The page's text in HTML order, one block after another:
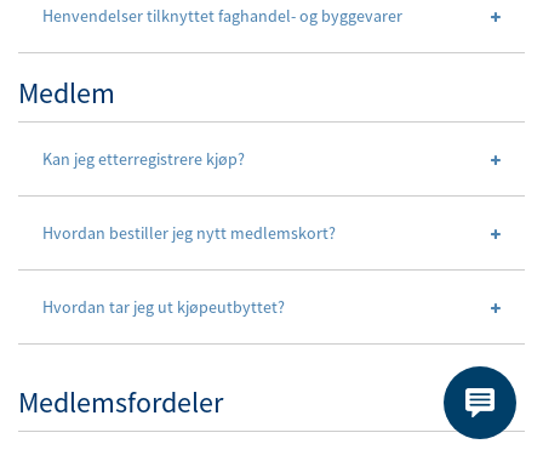
Henvendelser tilknyttet faghandel- og byggevarer
Medlem
Kan jeg etterregistrere kjøp?
Hvordan bestiller jeg nytt medlemskort?
Hvordan tar jeg ut kjøpeutbyttet?
Medlemsfordeler